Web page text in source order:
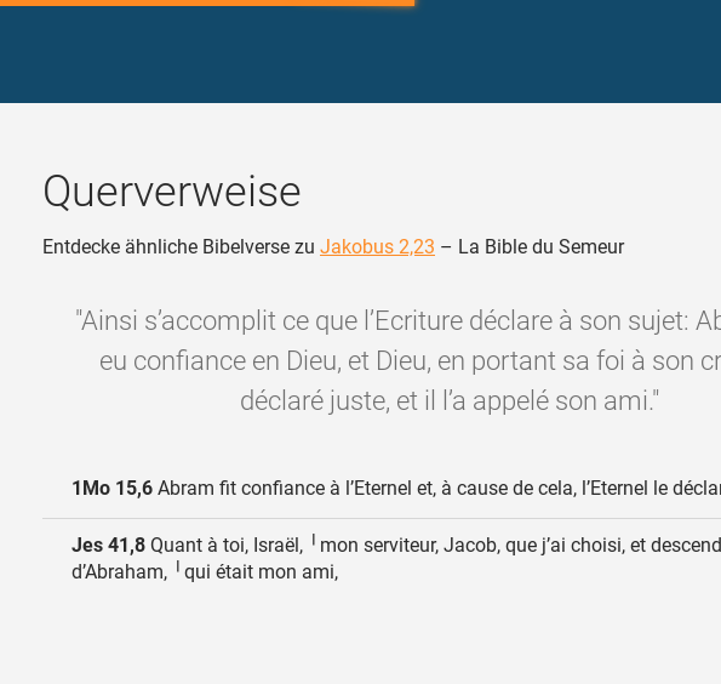
Querverweise
Entdecke ähnliche Bibelverse zu Jakobus 2,23 – La Bible du Semeur
"Ainsi s’accomplit ce que l’Ecriture déclare à son sujet:
eu confiance en Dieu, et Dieu, en portant sa foi à son
déclaré juste, et il l’a appelé son ami."
1Mo 15,6 Abram fit confiance à l’Eternel et, à cause de cela, l’Eternel le
Jes 41,8 Quant à toi, Israël, ╵mon serviteur, Jacob, que j’ai choisi, et
d’Abraham, ╵qui était mon ami,